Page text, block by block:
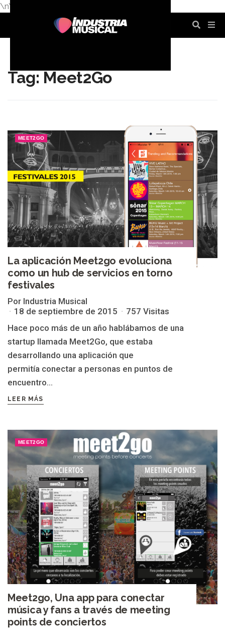
\n\n
Tag: Meet2Go
MEET2GO
La aplicación Meet2go evoluciona
como un hub de servicios en torno
festivales
Por Industria Musical
18 de septiembre de 2015
757 Visitas
Hace poco más de un año hablábamos de una
startup llamada Meet2Go, que estaba
desarrollando una aplicación que
permitía conectar a personas en puntos de
encuentro...
LEER MÁS
MEET2GO
Meet2go, Una app para conectar
música y fans a través de meeting
points de conciertos